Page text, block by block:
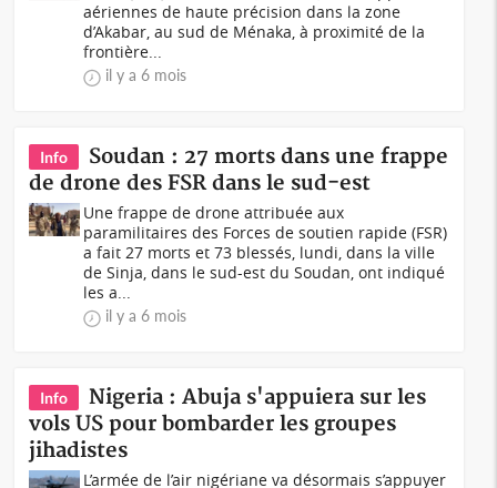
aériennes de haute précision dans la zone
d’Akabar, au sud de Ménaka, à proximité de la
frontière...
il y a 6 mois
Info
Soudan : 27 morts dans une frappe
de drone des FSR dans le sud-est
Une frappe de drone attribuée aux
paramilitaires des Forces de soutien rapide (FSR)
a fait 27 morts et 73 blessés, lundi, dans la ville
de Sinja, dans le sud-est du Soudan, ont indiqué
les a...
il y a 6 mois
Info
Nigeria : Abuja s'appuiera sur les
vols US pour bombarder les groupes
jihadistes
L’armée de l’air nigériane va désormais s’appuyer